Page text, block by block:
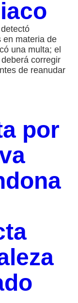
en materia de
una multa; el
corregir
de reanudar
por